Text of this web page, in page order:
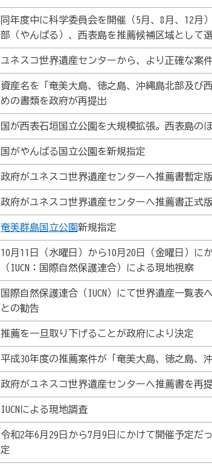
同年度中に科学委員会を開催（5月、8月、12月
部（やんばる）、西表島を推薦候補区域として
ユネスコ世界遺産センターから、より正確な案
資産名を「奄美大島、徳之島、沖縄島北部及び
めの書類を政府が再提出
国が西表石垣国立公園を大規模拡張。西表島の
国がやんばる国立公園を新規指定
政府がユネスコ世界遺産センターへ推薦書暫定
政府がユネスコ世界遺産センターへ推薦書正式
奄美群島国立公園新規指定
10月11日（水曜日）から10月20日（金曜日）に
（IUCN：国際自然保護連合）による現地視察
国際自然保護連合（IUCN）にて世界遺産一覧表
との勧告
推薦を一旦取り下げることが政府により決定
平成30年度の推薦案件が「奄美大島、徳之島、
政府がユネスコ世界遺産センターへ推薦書を再
IUCNによる現地調査
令和2年6月29日から7月9日にかけて開催予定だ
定